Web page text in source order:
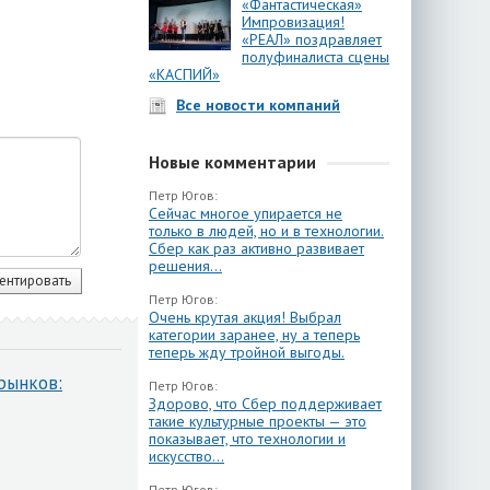
«Фантастическая»
Импровизация!
«РЕАЛ» поздравляет
полуфиналиста сцены
«КАСПИЙ»
Все новости компаний
Новые комментарии
Петр Югов:
Сейчас многое упирается не
только в людей, но и в технологии.
Сбер как раз активно развивает
решения...
Петр Югов:
Очень крутая акция! Выбрал
категории заранее, ну а теперь
теперь жду тройной выгоды.
Петр Югов:
Здорово, что Сбер поддерживает
такие культурные проекты — это
показывает, что технологии и
искусство...